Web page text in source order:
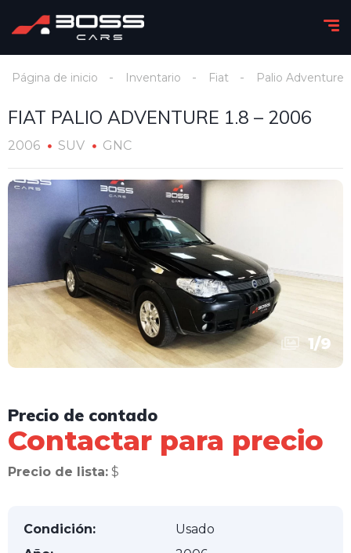
Página de inicio Inventario Fiat Palio Adventure
FIAT PALIO ADVENTURE 1.8 – 2006
2006 SUV GNC
1/9
Precio de contado
Contactar para precio
Precio de lista: $
Condición:
Usado